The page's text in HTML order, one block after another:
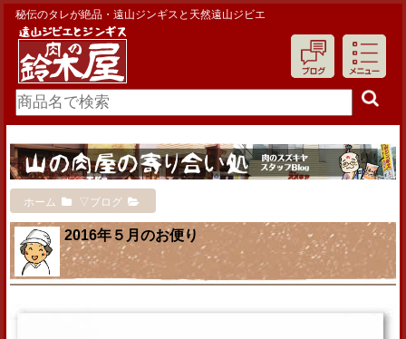
秘伝のタレが絶品・遠山ジンギスと天然遠山ジビエ
ホーム ▽ブログ
2016年５月のお便り